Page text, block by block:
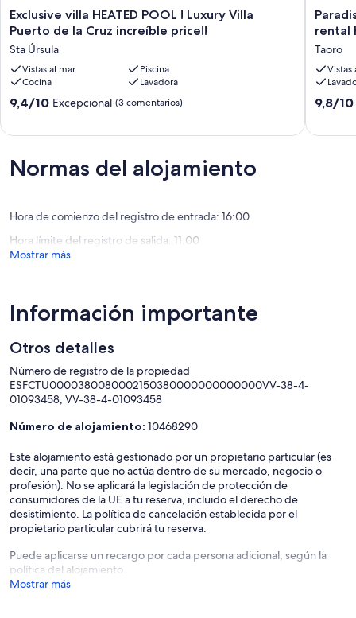
Exclusive
villa
HEATED
POOL
!
Luxury
Villa
Puerto
increíble
Úrsula
Exclusive villa HEATED POOL ! Luxury Villa
Puerto de la Cruz increíble price!!
Sta Úrsula
Vistas al mar
Piscina
Cocina
Lavadora
9.4
(3 comentarios)
9,4/10 Excepcional (3 comentarios)
Paradise
Garden-
Canarian
vacation
rental
home
rental
Taoro
Vistas
9.8
9,8/10
Normas del alojamiento
Hora de comienzo del registro de entrada: 16:00
Hora límite del registro de salida: 11:00
Mostrar más
Información importante
Otros detalles
Número de registro de la propiedad
ESFCTU0000380080002150380000000000000VV-38-4-
01093458, VV-38-4-01093458
Número de alojamiento: 10468290
Este alojamiento está gestionado por un propietario particular (es
decir, una parte que no actúa dentro de su mercado, negocio o
profesión). No se aplicará la legislación de protección de
consumidores de la UE a tu reserva, incluido el derecho de
desistimiento. La política de cancelación establecida por el
propietario particular cubrirá tu reserva.
Puede aplicarse un recargo por cada persona adicional, según la
política del alojamiento.
Mostrar más